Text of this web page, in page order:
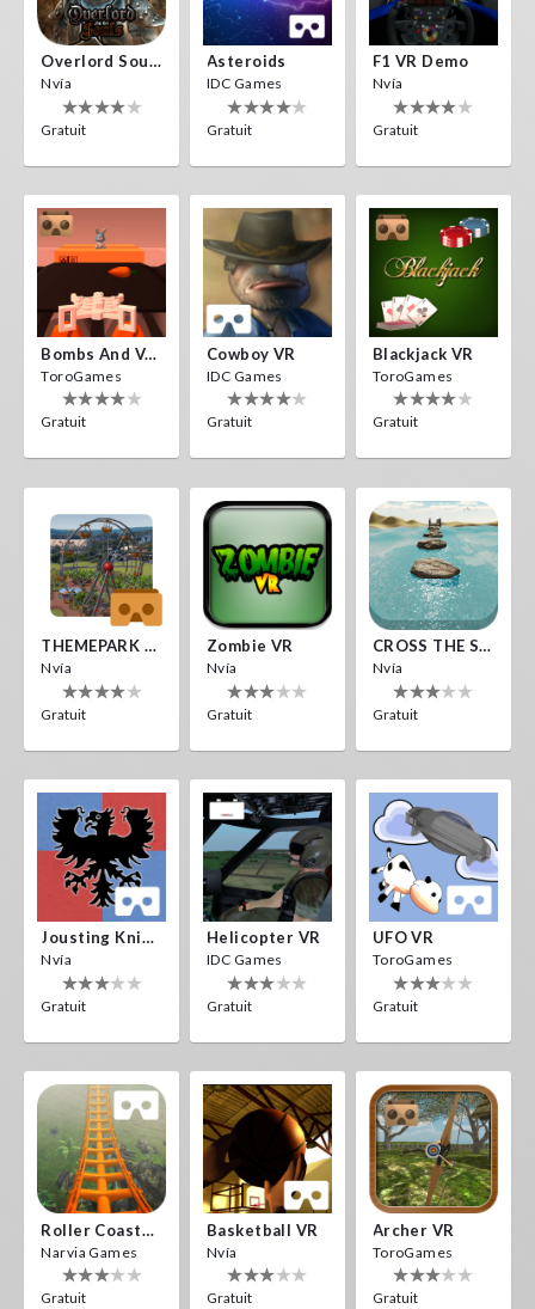
Overlord Souls
Nvía
Gratuit
Asteroids
IDC Games
Gratuit
F1 VR Demo
Nvía
Gratuit
Bombs And Veggies
ToroGames
Gratuit
Cowboy VR
IDC Games
Gratuit
Blackjack VR
ToroGames
Gratuit
THEMEPARK VR
Nvía
Gratuit
Zombie VR
Nvía
Gratuit
CROSS THE SEA
Nvía
Gratuit
Jousting Knights VR
Nvía
Gratuit
Helicopter VR
IDC Games
Gratuit
UFO VR
ToroGames
Gratuit
Roller Coaster VR
Narvia Games
Gratuit
Basketball VR
Nvía
Gratuit
Archer VR
ToroGames
Gratuit